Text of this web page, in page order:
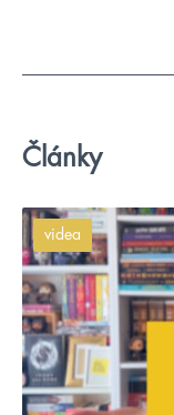
Články
videa